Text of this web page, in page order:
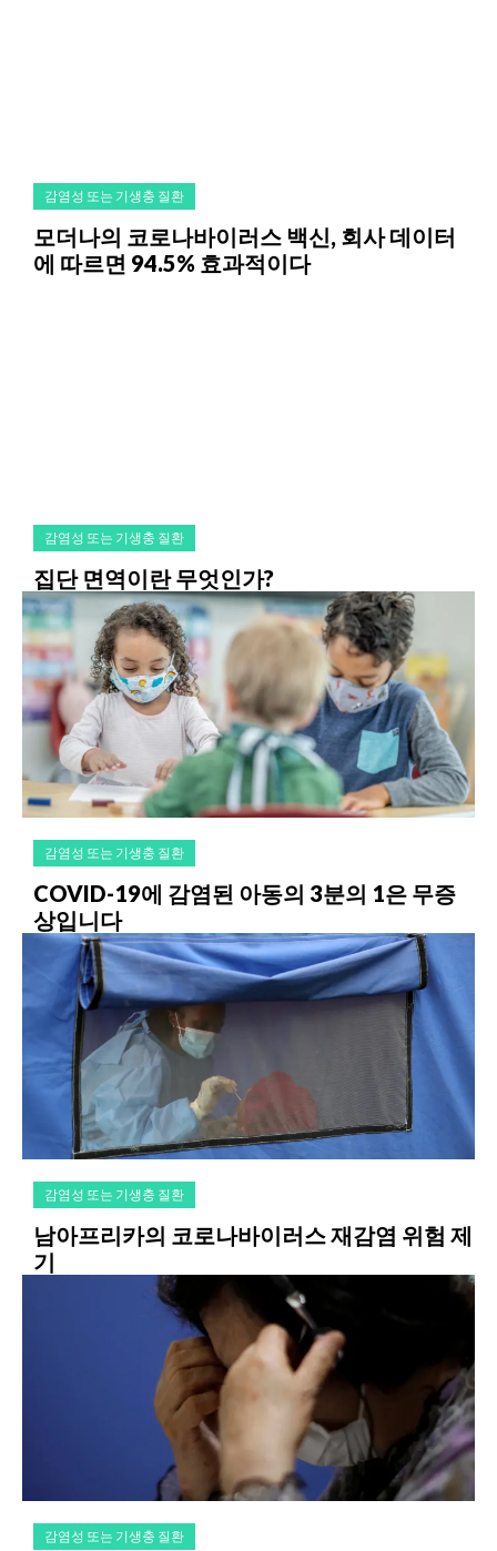
감염성 또는 기생충 질환
모더나의 코로나바이러스 백신, 회사 데이터
에 따르면 94.5% 효과적이다
감염성 또는 기생충 질환
집단 면역이란 무엇인가?
감염성 또는 기생충 질환
COVID-19에 감염된 아동의 3분의 1은 무증
상입니다
감염성 또는 기생충 질환
남아프리카의 코로나바이러스 재감염 위험 제
기
감염성 또는 기생충 질환